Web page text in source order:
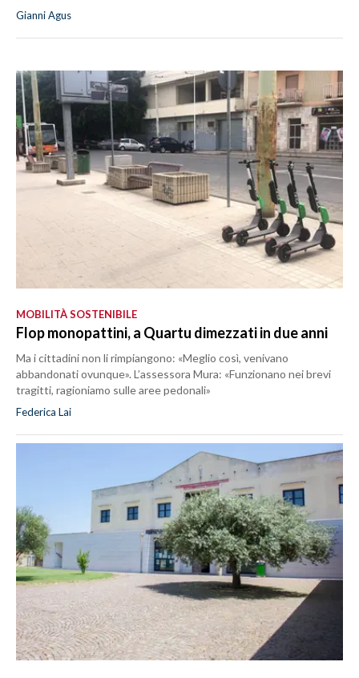
Gianni Agus
MOBILITÀ SOSTENIBILE
Flop monopattini, a Quartu dimezzati in due anni
Ma i cittadini non li rimpiangono: «Meglio così, venivano
abbandonati ovunque». L’assessora Mura: «Funzionano nei brevi
tragitti, ragioniamo sulle aree pedonali»
Federica Lai